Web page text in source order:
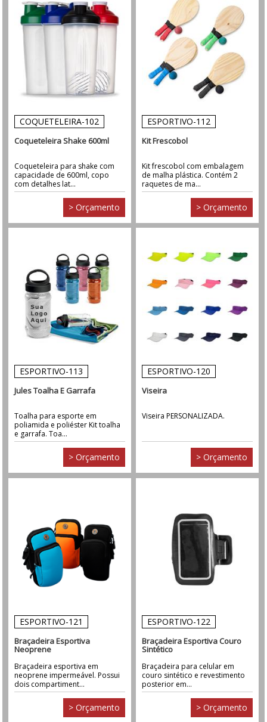
COQUETELEIRA-102
Coqueteleira Shake 600ml
Coqueteleira para shake com
capacidade de 600ml, copo
com detalhes lat...
> Orçamento
ESPORTIVO-112
Kit Frescobol
Kit frescobol com embalagem
de malha plástica. Contém 2
raquetes de ma...
> Orçamento
ESPORTIVO-113
Jules Toalha E Garrafa
Toalha para esporte em
poliamida e poliéster Kit toalha
e garrafa. Toa...
> Orçamento
ESPORTIVO-120
Viseira
Viseira PERSONALIZADA.
> Orçamento
ESPORTIVO-121
Braçadeira Esportiva
Neoprene
Braçadeira esportiva em
neoprene impermeável. Possui
dois compartiment...
> Orçamento
ESPORTIVO-122
Braçadeira Esportiva Couro
Sintético
Braçadeira para celular em
couro sintético e revestimento
posterior em...
> Orçamento